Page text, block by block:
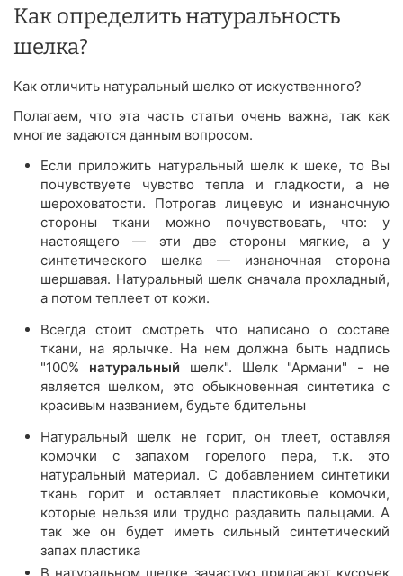
Как определить натуральность
шелка?
Как отличить натуральный шелко от искуственного?
Полагаем, что эта часть статьи очень важна, так как
многие задаются данным вопросом.
Если приложить натуральный шелк к шеке, то Вы
почувствуете чувство тепла и гладкости, а не
шероховатости. Потрогав лицевую и изнаночную
стороны ткани можно почувствовать, что: у
настоящего — эти две стороны мягкие, а у
синтетического шелка — изнаночная сторона
шершавая. Натуральный шелк сначала прохладный,
а потом теплеет от кожи.
Всегда стоит смотреть что написано о составе
ткани, на ярлычке. На нем должна быть надпись
"100% натуральный шелк". Шелк "Армани" - не
является шелком, это обыкновенная синтетика с
красивым названием, будьте бдительны
Натуральный шелк не горит, он тлеет, оставляя
комочки с запахом горелого пера, т.к. это
натуральный материал. С добавлением синтетики
ткань горит и оставляет пластиковые комочки,
которые нельзя или трудно раздавить пальцами. А
так же он будет иметь сильный синтетический
запах пластика